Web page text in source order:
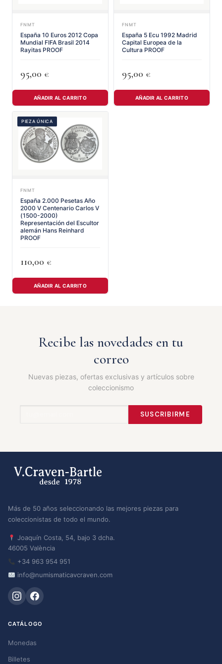
FNMT
España 10 Euros 2012 Copa
Mundial FIFA Brasil 2014
Rayitas PROOF
95,00 €
AÑADIR AL CARRITO
FNMT
España 5 Ecu 1992 Madrid
Capital Europea de la
Cultura PROOF
95,00 €
AÑADIR AL CARRITO
PIEZA ÚNICA
FNMT
España 2.000 Pesetas Año
2000 V Centenario Carlos V
(1500-2000)
Representación del Escultor
alemán Hans Reinhard
PROOF
110,00 €
AÑADIR AL CARRITO
Recibe las novedades en tu
correo
Nuevas piezas, ofertas exclusivas y artículos sobre
coleccionismo
SUSCRIBIRME
Más de 50 años seleccionando las mejores piezas para
coleccionistas de todo el mundo.
Joaquín Costa, 54, bajo 3 dcha.
46005 València
+34 963 954 951
info@numismaticavcraven.com
CATÁLOGO
Monedas
Billetes